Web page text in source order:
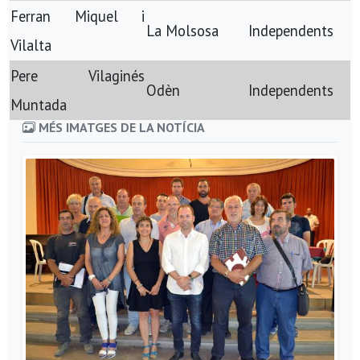
Ferran Miquel i
Vilalta
La Molsosa Independents
Pere Vilaginés
Muntada
Odèn Independents
MÉS IMATGES DE LA NOTÍCIA